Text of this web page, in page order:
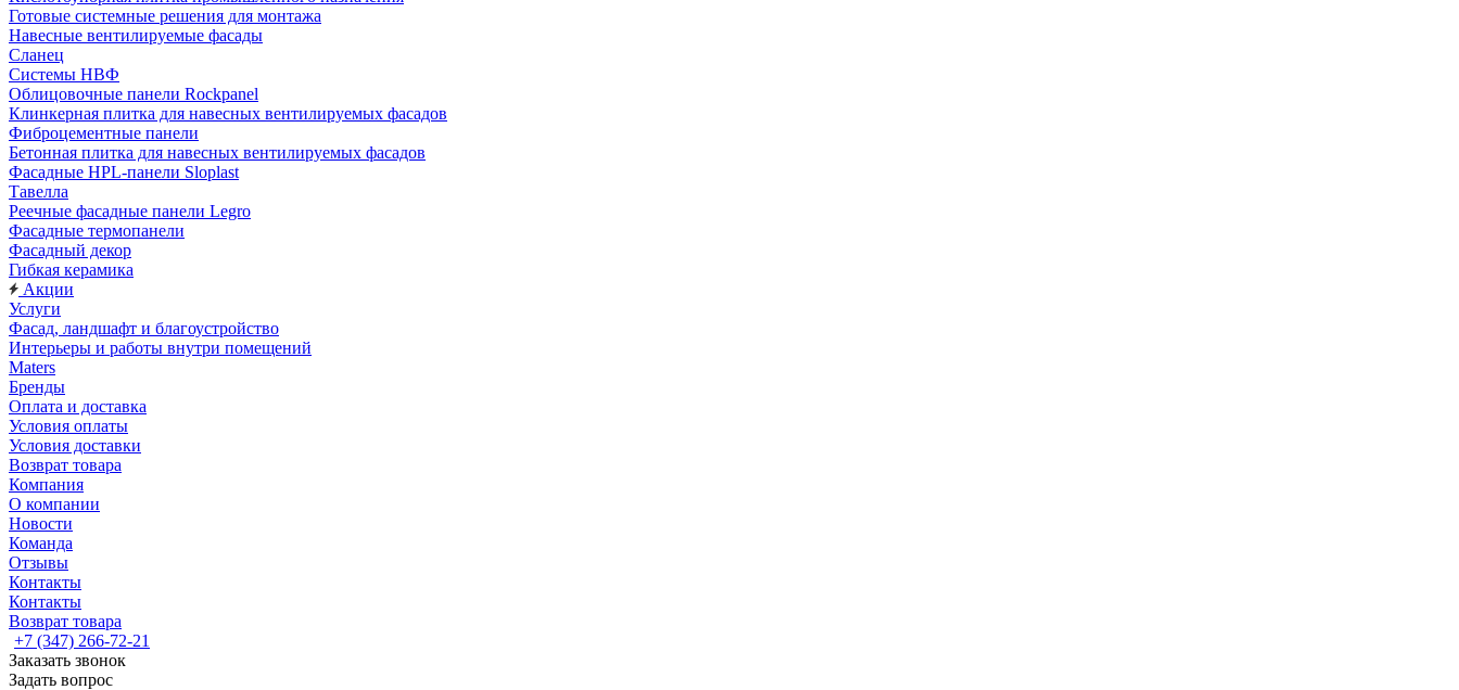
Готовые системные решения для монтажа
Навесные вентилируемые фасады
Сланец
Системы НВФ
Облицовочные панели Rockpanel
Клинкерная плитка для навесных вентилируемых фасадов
Фиброцементные панели
Бетонная плитка для навесных вентилируемых фасадов
Фасадные HPL-панели Sloplast
Тавелла
Реечные фасадные панели Legro
Фасадные термопанели
Фасадный декор
Гибкая керамика
Акции
Услуги
Фасад, ландшафт и благоустройство
Интерьеры и работы внутри помещений
Maters
Бренды
Оплата и доставка
Условия оплаты
Условия доставки
Возврат товара
Компания
О компании
Новости
Команда
Отзывы
Контакты
Контакты
Возврат товара
+7 (347) 266-72-21
Заказать звонок
Задать вопрос